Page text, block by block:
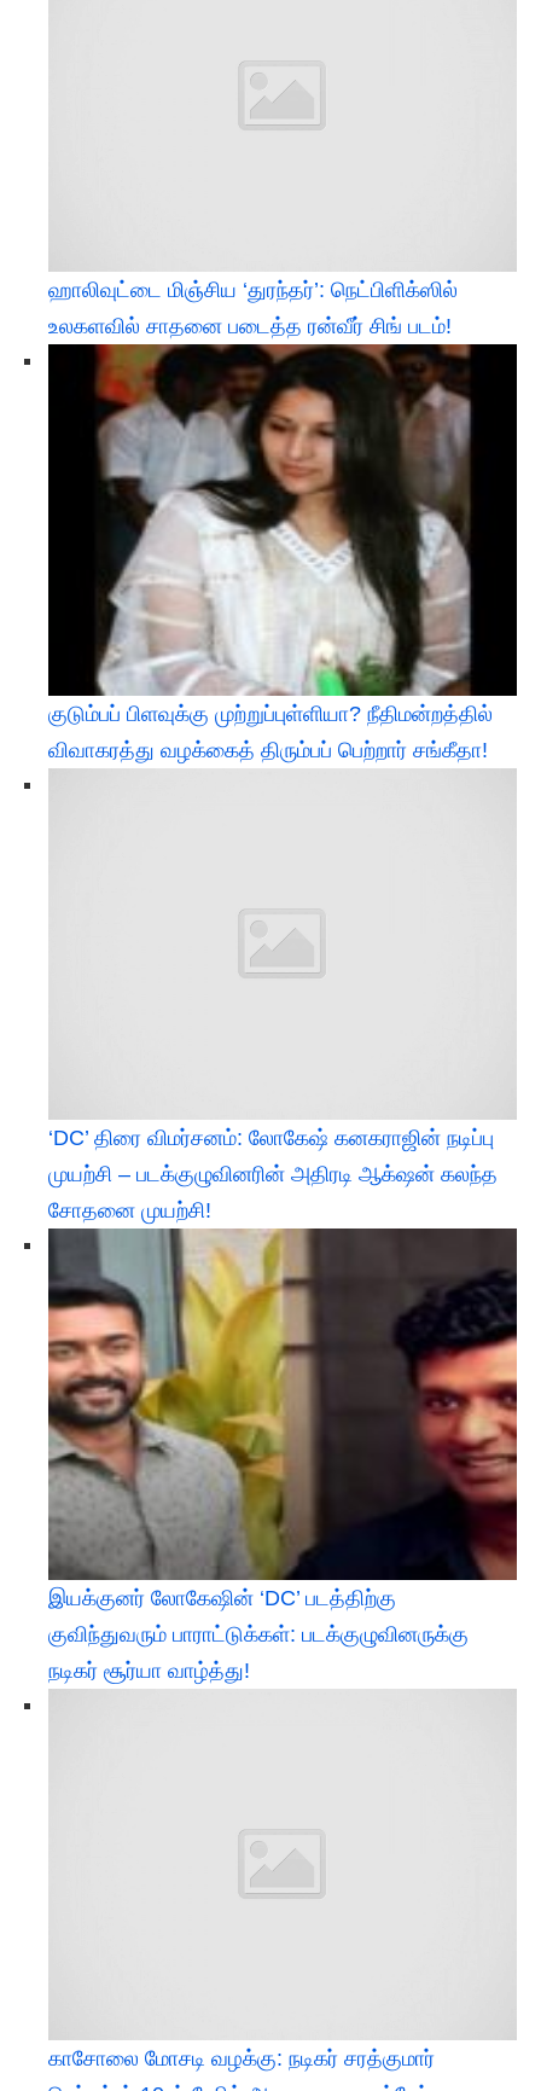
ஹாலிவுட்டை மிஞ்சிய ‘துரந்தர்’: நெட்பிளிக்ஸில்
உலகளவில் சாதனை படைத்த ரன்வீர் சிங் படம்!
குடும்பப் பிளவுக்கு முற்றுப்புள்ளியா? நீதிமன்றத்தில்
விவாகரத்து வழக்கைத் திரும்பப் பெற்றார் சங்கீதா!
‘DC’ திரை விமர்சனம்: லோகேஷ் கனகராஜின் நடிப்பு
முயற்சி – படக்குழுவினரின் அதிரடி ஆக்‌ஷன் கலந்த
சோதனை முயற்சி!
இயக்குனர் லோகேஷின் ‘DC’ படத்திற்கு
குவிந்துவரும் பாராட்டுக்கள்: படக்குழுவினருக்கு
நடிகர் சூர்யா வாழ்த்து!
காசோலை மோசடி வழக்கு: நடிகர் சரத்குமார்